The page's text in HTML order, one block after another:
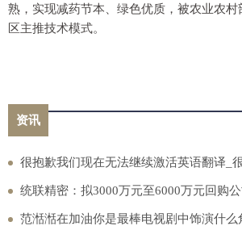
熟，实现减药节本、绿色优质，被农业农村
区主推技术模式。
资讯
很抱歉我们现在无法继续激活英语翻译_
续激活
统联精密：拟3000万元至6000万元回购
范湉湉在加油你是最棒电视剧中饰演什